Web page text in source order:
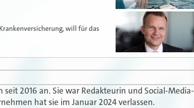
will für das
2016 an. Sie war Redakteurin und Social-Media-
hat sie im Januar 2024 verlassen.